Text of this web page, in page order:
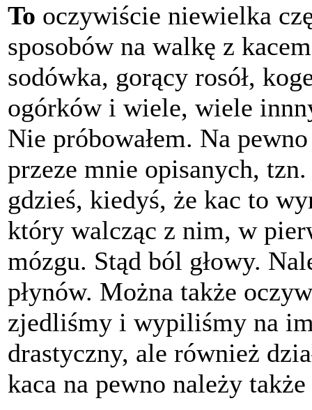
To oczywiście niewielka
sposobów na walkę z
sodówka, gorący rosół,
ogórków i wiele, wiele
Nie próbowałem. Na
przeze mnie opisanych,
gdzieś, kiedyś, że kac to
który walcząc z nim, w
mózgu. Stąd ból głowy.
płynów. Można także
zjedliśmy i wypiliśmy na
drastyczny, ale również
kaca na pewno należy